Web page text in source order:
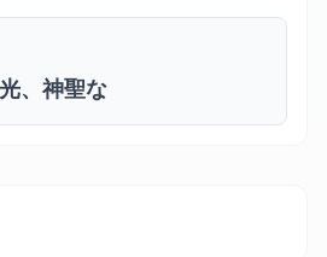
、神聖な